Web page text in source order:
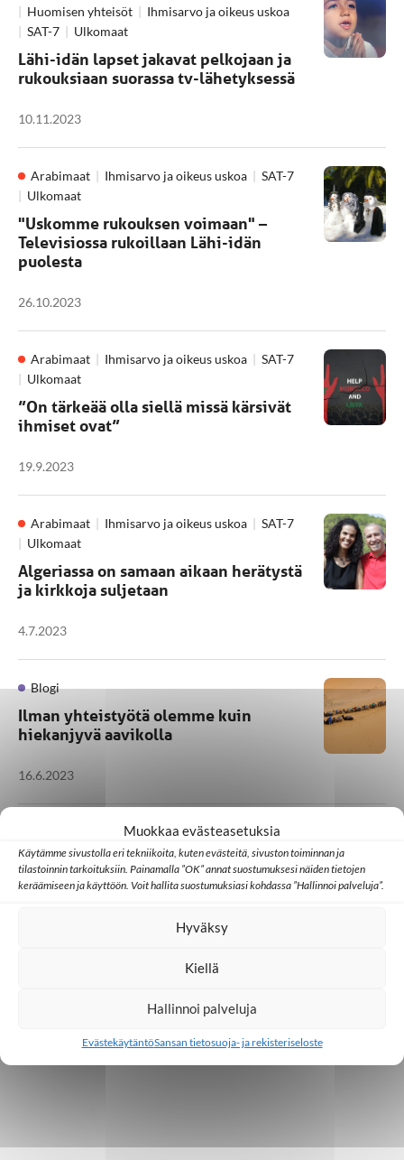
Muokkaa evästeasetuksia
Käytämme sivustolla eri tekniikoita, kuten evästeitä, sivuston toiminnan ja
tilastoinnin tarkoituksiin. Painamalla ”OK” annat suostumuksesi näiden tietojen
keräämiseen ja käyttöön. Voit hallita suostumuksiasi kohdassa ”Hallinnoi palveluja”.
Hyväksy
Kiellä
Hallinnoi palveluja
EvästekäytäntöSansan tietosuoja- ja rekisteriseloste
Huomisen yhteisöt
Ihmisarvo ja oikeus uskoa
SAT-7
Ulkomaat
Lähi-idän lapset jakavat pelkojaan ja
rukouksiaan suorassa tv-lähetyksessä
10.11.2023
Arabimaat Ihmisarvo ja oikeus uskoa
SAT-7
Ulkomaat
"Uskomme rukouksen voimaan" –
Televisiossa rukoillaan Lähi-idän
puolesta
26.10.2023
Arabimaat Ihmisarvo ja oikeus uskoa
SAT-7
Ulkomaat
”On tärkeää olla siellä missä kärsivät
ihmiset ovat”
19.9.2023
Arabimaat Ihmisarvo ja oikeus uskoa
SAT-7
Ulkomaat
Algeriassa on samaan aikaan herätystä
ja kirkkoja suljetaan
4.7.2023
Blogi
Ilman yhteistyötä olemme kuin
hiekanjyvä aavikolla
16.6.2023
Medialähetyspäivät
Sansan 50-vuotispäivänä pohdittiin
lähetystyön vaikuttavuutta - "Sitä ei
saavuteta ilman Jumalan siunausta"
3 4 5